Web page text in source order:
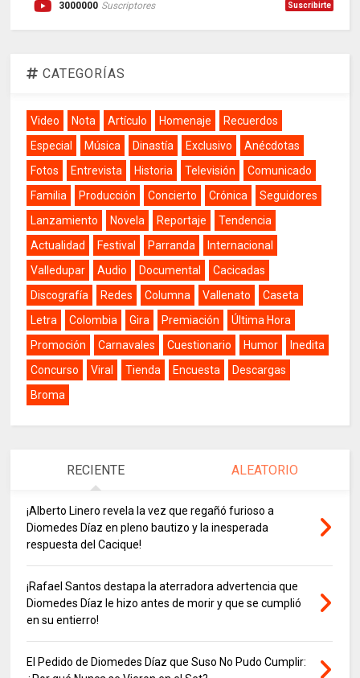
3000000 Suscriptores Suscribirte
CATEGORÍAS
Video Nota Artículo Homenaje
Recuerdos
Especial
Música Dinastía Exclusivo
Anécdotas
Fotos
Entrevista Historia Televisión
Comunicado
Familia
Producción Concierto Crónica
Seguidores
Lanzamiento
Novela Reportaje
Tendencia
Actualidad
Festival Parranda
Internacional
Valledupar
Audio Documental
Cacicadas
Discografía
Redes Columna Vallenato
Caseta
Letra
Colombia Gira Premiación
Última Hora
Promoción
Carnavales Cuestionario Humor
Inedita
Concurso
Viral Tienda Encuesta
Descargas
Broma
RECIENTE ALEATORIO
¡Alberto Linero revela la vez que regañó furioso a
Diomedes Díaz en pleno bautizo y la inesperada
respuesta del Cacique!
¡Rafael Santos destapa la aterradora advertencia que
Diomedes Díaz le hizo antes de morir y que se cumplió
en su entierro!
El Pedido de Diomedes Díaz que Suso No Pudo Cumplir: